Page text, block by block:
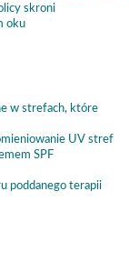
skroni
oku
w strefach, które
UV stref
SPF
poddanego terapii